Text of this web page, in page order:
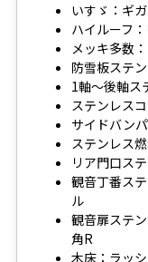
いすゞ：ギガ
ハイルーフ
メッキ多数
防雪板ステ
1軸～後軸ス
ステンレス
サイドバン
ステンレス
リア門口ス
観音丁番ス
ル
観音扉ステ
角R
木床：ラッ